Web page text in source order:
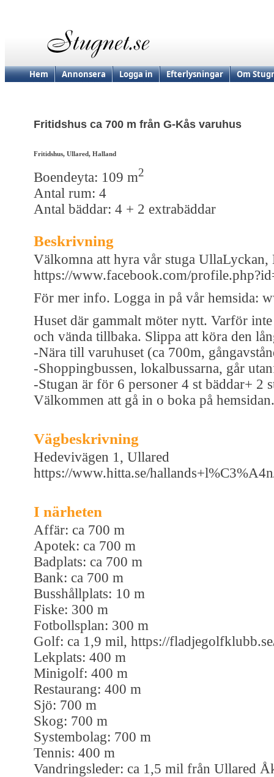
Hem Annonsera Logga in Efterlysningar Om
Fritidshus ca 700 m från G-Kås varuhus
Fritidshus, Ullared, Halland
Boendeyta: 109 m2
Antal rum: 4
Antal bäddar: 4 + 2 extrabäddar
Beskrivning
Välkomna att hyra vår stuga
https://www.facebook.com/
För mer info. Logga in på vår hemsida:
Huset där gammalt möter nytt. Varför
och vända tillbaka. Slippa att köra den
-Nära till varuhuset (ca 700m,
-Shoppingbussen, lokalbussarna, går
-Stugan är för 6 personer 4 st bäddar+ 2
Välkommen att gå in o boka på
Vägbeskrivning
Hedevivägen 1, Ullared
https://www.hitta.se/
I närheten
Affär: ca 700 m
Apotek: ca 700 m
Badplats: ca 700 m
Bank: ca 700 m
Busshållplats: 10 m
Fiske: 300 m
Fotbollsplan: 300 m
Golf: ca 1,9 mil, https://
Lekplats: 400 m
Minigolf: 400 m
Restaurang: 400 m
Sjö: 700 m
Skog: 700 m
Systembolag: 700 m
Tennis: 400 m
Vandringsleder: ca 1,5 mil från Ullared